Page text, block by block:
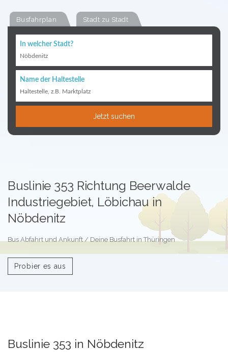
Busfahrplan Stadt zu Stadt
In welcher Stadt?
Nöbdenitz
Name der Haltestelle
Haltestelle, z.B. Marktplatz
Jetzt suchen
Buslinie 353 Richtung Beerwalde
Industriegebiet, Löbichau in
Nöbdenitz
Bus Abfahrt und Ankunft / Deine Busfahrt in Thüringen
Probier es aus
Buslinie 353 in Nöbdenitz